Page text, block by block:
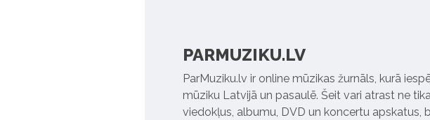
PARMUZIKU.LV
ParMuziku.lv ir online mūzikas žurnāls, kurā
mūziku Latvijā un pasaulē. Šeit vari atrast ne
viedokļus, albumu, DVD un koncertu apskatus,